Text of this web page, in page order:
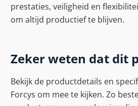
prestaties, veiligheid en
om altijd productief te blijven.
Zeker weten dat dit
Bekijk de productdetails en
Forcys om mee te kijken. Zo